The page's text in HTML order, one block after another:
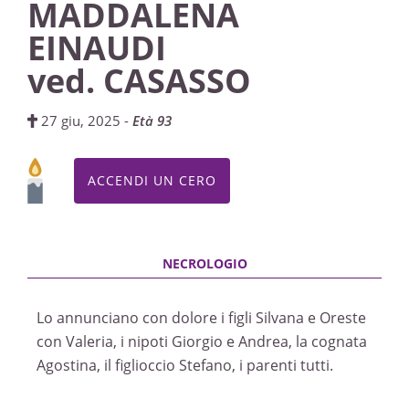
MADDALENA
EINAUDI
ved. CASASSO
27 giu, 2025 -Età 93
ACCENDI UN CERO
Lo annunciano con dolore i figli Silvana e Oreste
con Valeria, i nipoti Giorgio e Andrea, la cognata
Agostina, il figlioccio Stefano, i parenti tutti.